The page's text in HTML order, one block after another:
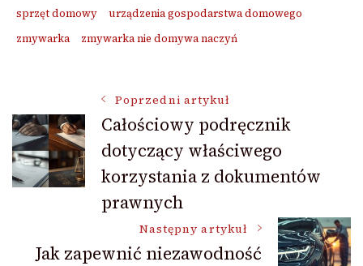
sprzęt domowy
urządzenia gospodarstwa domowego
zmywarka
zmywarka nie domywa naczyń
Nawigacja
wpisu
Poprzedni artykuł
Całościowy podręcznik
dotyczący właściwego
korzystania z dokumentów
prawnych
Następny artykuł
Jak zapewnić niezawodność